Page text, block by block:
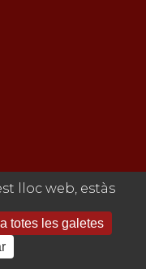
lloc web, estàs
totes les galetes